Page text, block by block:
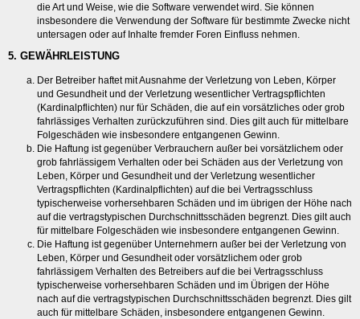
die Art und Weise, wie die Software verwendet wird. Sie können
insbesondere die Verwendung der Software für bestimmte Zwecke nicht
untersagen oder auf Inhalte fremder Foren Einfluss nehmen.
5. GEWÄHRLEISTUNG
Der Betreiber haftet mit Ausnahme der Verletzung von Leben, Körper
und Gesundheit und der Verletzung wesentlicher Vertragspflichten
(Kardinalpflichten) nur für Schäden, die auf ein vorsätzliches oder grob
fahrlässiges Verhalten zurückzuführen sind. Dies gilt auch für mittelbare
Folgeschäden wie insbesondere entgangenen Gewinn.
Die Haftung ist gegenüber Verbrauchern außer bei vorsätzlichem oder
grob fahrlässigem Verhalten oder bei Schäden aus der Verletzung von
Leben, Körper und Gesundheit und der Verletzung wesentlicher
Vertragspflichten (Kardinalpflichten) auf die bei Vertragsschluss
typischerweise vorhersehbaren Schäden und im übrigen der Höhe nach
auf die vertragstypischen Durchschnittsschäden begrenzt. Dies gilt auch
für mittelbare Folgeschäden wie insbesondere entgangenen Gewinn.
Die Haftung ist gegenüber Unternehmern außer bei der Verletzung von
Leben, Körper und Gesundheit oder vorsätzlichem oder grob
fahrlässigem Verhalten des Betreibers auf die bei Vertragsschluss
typischerweise vorhersehbaren Schäden und im Übrigen der Höhe
nach auf die vertragstypischen Durchschnittsschäden begrenzt. Dies gilt
auch für mittelbare Schäden, insbesondere entgangenen Gewinn.